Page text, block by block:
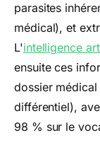
parasites
médical), et
L'intelligence
ensuite ces
dossier
différentiel),
98 % sur le